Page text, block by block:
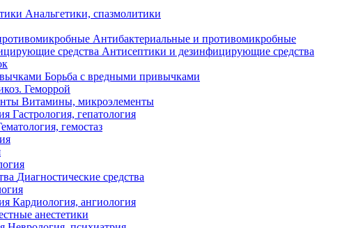
Анальгетики, спазмолитики
Антибактериальные и противомикробные
Антисептики и дезинфицирующие средства
Борьба с вредными привычками
Геморрой
Витамины, микроэлементы
Гастрология, гепатология
гемостаз
Диагностические средства
Кардиология, ангиология
анестетики